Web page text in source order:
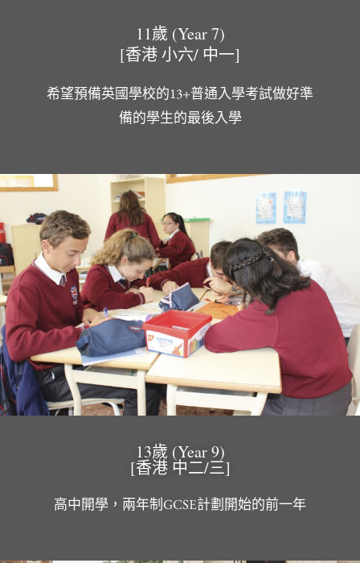
11歲 (Year 7)
[香港 小六/ 中一]
希望預備英國學校的13+普通入學考試做好準
備的學生的最後入學
13歲 (Year 9)
[香港 中二/三]
高中開學，兩年制GCSE計劃開始的前一年